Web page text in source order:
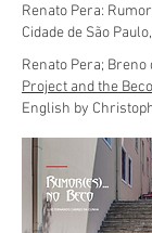
Renato Pera:
Cidade de São
Renato Pera; Breno
Project and the
English by